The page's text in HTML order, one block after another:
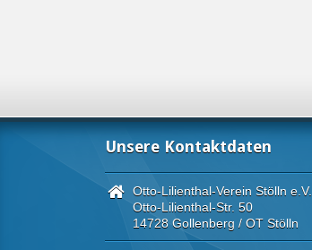
Unsere Kontaktdaten
Otto-Lilienthal-Verein Stölln e.V.
Otto-Lilienthal-Str. 50
14728 Gollenberg / OT Stölln